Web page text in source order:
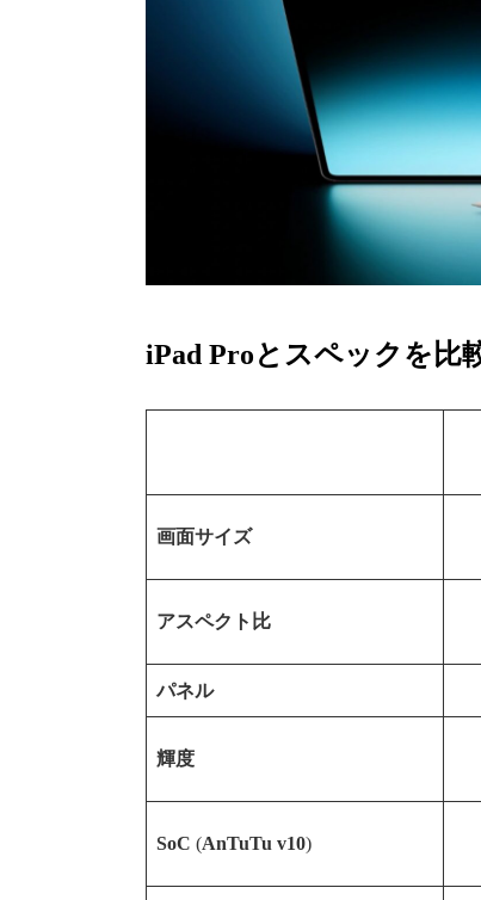
iPad Proとスペックを比
画面サイズ
アスペクト比
パネル
輝度
SoC (AnTuTu v10)